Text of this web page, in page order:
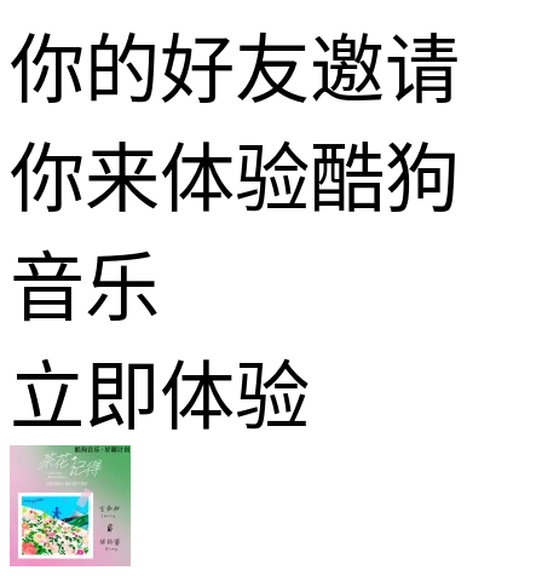
你的好友邀请
你来体验酷狗
音乐
立即体验